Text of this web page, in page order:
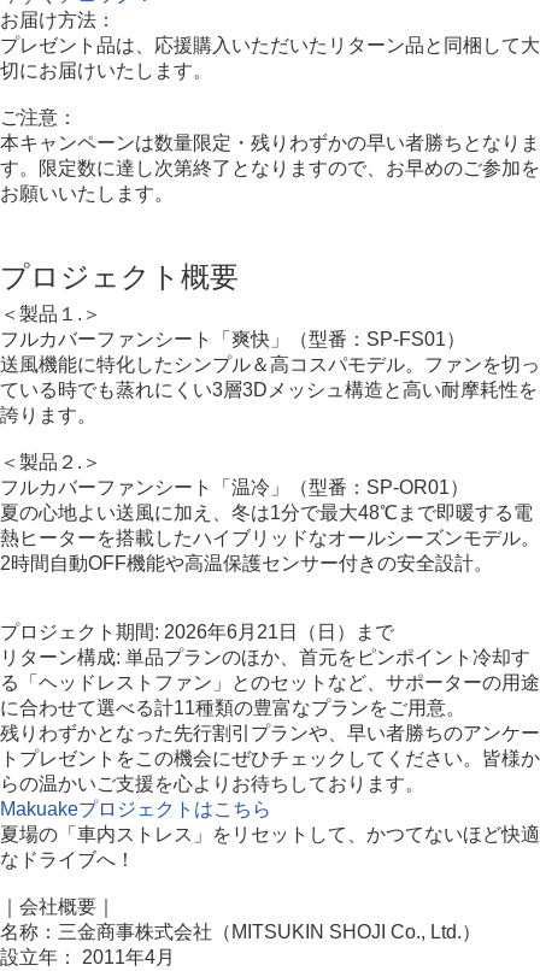
お届け方法：
プレゼント品は、応援購入いただいたリターン品と同梱して大
切にお届けいたします。
ご注意：
本キャンペーンは数量限定・残りわずかの早い者勝ちとなりま
す。限定数に達し次第終了となりますので、お早めのご参加を
お願いいたします。
プロジェクト概要
＜製品１.＞
フルカバーファンシート「爽快」（型番：SP-FS01）
送風機能に特化したシンプル＆高コスパモデル。ファンを切っ
ている時でも蒸れにくい3層3Dメッシュ構造と高い耐摩耗性を
誇ります。
＜製品２.＞
フルカバーファンシート「温冷」（型番：SP-OR01）
夏の心地よい送風に加え、冬は1分で最大48℃まで即暖する電
熱ヒーターを搭載したハイブリッドなオールシーズンモデル。
2時間自動OFF機能や高温保護センサー付きの安全設計。
プロジェクト期間: 2026年6月21日（日）まで
リターン構成: 単品プランのほか、首元をピンポイント冷却す
る「ヘッドレストファン」とのセットなど、サポーターの用途
に合わせて選べる計11種類の豊富なプランをご用意。
残りわずかとなった先行割引プランや、早い者勝ちのアンケー
トプレゼントをこの機会にぜひチェックしてください。皆様か
らの温かいご支援を心よりお待ちしております。
Makuakeプロジェクトはこちら
夏場の「車内ストレス」をリセットして、かつてないほど快適
なドライブへ！
｜会社概要｜
名称：三金商事株式会社（MITSUKIN SHOJI Co., Ltd.）
設立年： 2011年4月